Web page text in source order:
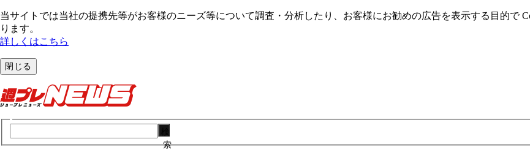
当サイトでは当社の提携先等がお客様のニーズ等について調査・分析したり、お客様にお勧めの広告を表⽰する⽬的で
ります。
詳しくはこちら
閉じる
索